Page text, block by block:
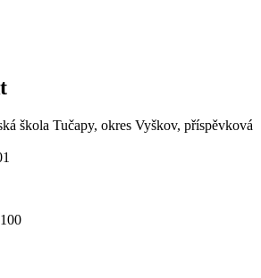
škola Tučapy, okres Vyškov, příspěvková